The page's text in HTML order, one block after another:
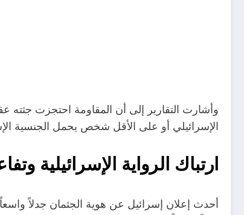
وأشارت التقارير إلى أن المقاومة احتجزت جثته
الإسرائيلي أو على الأقل شخص يحمل الجنسية
ارتباك الرواية الإسرائيلية
أحدث إعلان إسرائيل عن هوية الجثمان جدلاً